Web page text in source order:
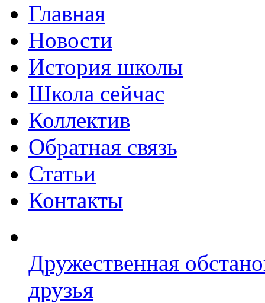
Главная
Новости
История школы
Школа сейчас
Коллектив
Обратная связь
Статьи
Контакты
Дружественная
друзья